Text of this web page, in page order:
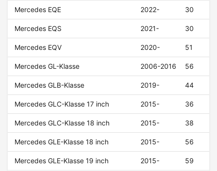
Mercedes EQE 2022- 30
Mercedes EQS 2021- 30
Mercedes EQV 2020- 51
Mercedes GL-Klasse 2006-2016 56
Mercedes GLB-Klasse 2019- 44
Mercedes GLC-Klasse 17 inch 2015- 36
Mercedes GLC-Klasse 18 inch 2015- 38
Mercedes GLE-Klasse 18 inch 2015- 56
Mercedes GLE-Klasse 19 inch 2015- 59